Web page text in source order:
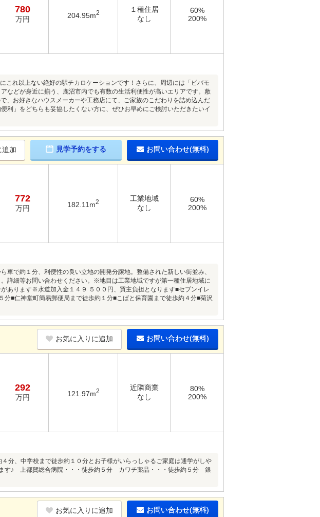
780
万円 204.95m2
１種住居
なし
60%
200%
これ以上ない絶好の駅チカロケーションです！さらに、周辺には「ビバモ
などが身近に揃う、鹿沼市内でも有数の生活利便性が高いエリアです。敷
、お好きなハウスメーカーや工務店にて、ご家族のこだわりを詰め込んだ
利」をどちらも妥協したくない方に、ぜひお早めにご検討いただきたいイ
追加 見学予約をする お問い合わせ(無料)
772
万円 182.11m2
工業地域
なし
60%
200%
で約１分、利便性の良い立地の開発分譲地。整備された新しい街並み、
詳細等お問い合わせください。※地目は工業地域ですが第一種住居地域に
ります※水道加入金１４９ ５００円、買主負担となります■セブンイレ
■仁神堂町簡易郵便局まで徒歩約１分■こばと保育園まで徒歩約４分■菊沢
お気に入りに追加 お問い合わせ(無料)
292
万円 121.97m2
近隣商業
なし
80%
200%
分、中学校まで徒歩約１０分とお子様がいらっしゃるご家庭は通学がしや
す♪ 上都賀総合病院・・・徒歩約５分 カワチ薬品・・・徒歩約５分 銀
お気に入りに追加 お問い合わせ(無料)